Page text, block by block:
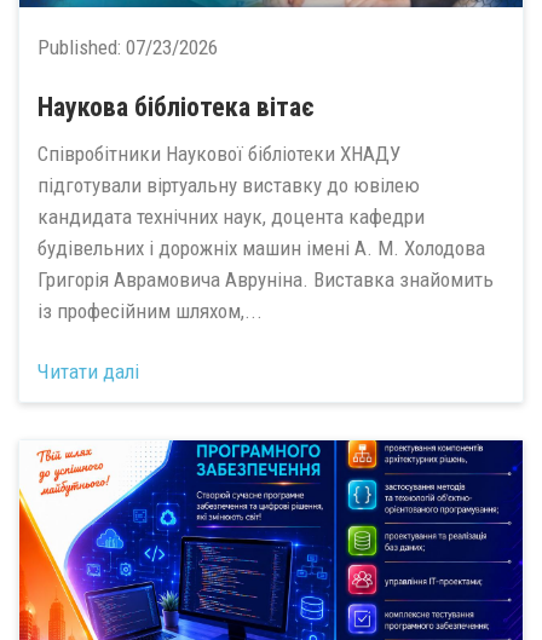
Published: 07/23/2026
Наукова бібліотека вітає
Співробітники Наукової бібліотеки ХНАДУ
підготували віртуальну виставку до ювілею
кандидата технічних наук, доцента кафедри
будівельних і дорожніх машин імені А. М. Холодова
Григорія Аврамовича Авруніна. Виставка знайомить
із професійним шляхом,...
Читати далі